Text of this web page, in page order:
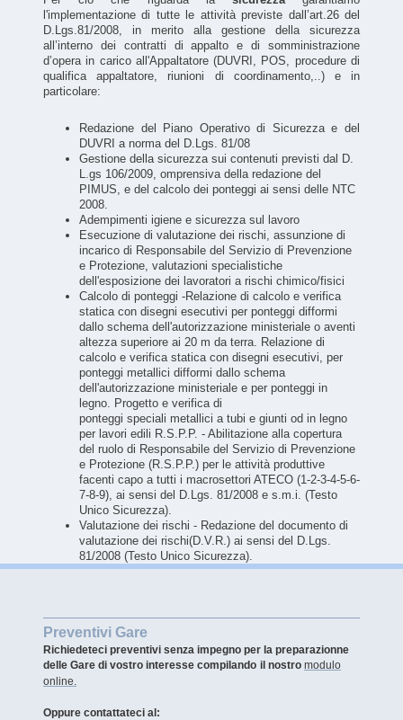
l'implementazione di tutte le attività previste dall’art.26 del
D.Lgs.81/2008, in merito alla gestione della sicurezza
all’interno dei contratti di appalto e di somministrazione
d’opera in carico all'Appaltatore (DUVRI, POS, procedure di
qualifica appaltatore, riunioni di coordinamento,..) e in
particolare:
Redazione del Piano Operativo di Sicurezza e del
DUVRI a norma del D.Lgs. 81/08
Gestione della sicurezza sui contenuti previsti dal D.
L.gs 106/2009, omprensiva della redazione del
PIMUS, e del calcolo dei ponteggi ai sensi delle NTC
2008.
Adempimenti igiene e sicurezza sul lavoro
Esecuzione di valutazione dei rischi, assunzione di
incarico di Responsabile del Servizio di Prevenzione
e Protezione, valutazioni specialistiche
dell'esposizione dei lavoratori a rischi chimico/fisici
Calcolo di ponteggi -Relazione di calcolo e verifica
statica con disegni esecutivi per ponteggi difformi
dallo schema dell'autorizzazione ministeriale o aventi
altezza superiore ai 20 m da terra. Relazione di
calcolo e verifica statica con disegni esecutivi, per
ponteggi metallici difformi dallo schema
dell'autorizzazione ministeriale e per ponteggi in
legno. Progetto e verifica di
ponteggi speciali metallici a tubi e giunti od in legno
per lavori edili R.S.P.P. - Abilitazione alla copertura
del ruolo di Responsabile del Servizio di Prevenzione
e Protezione (R.S.P.P.) per le attività produttive
facenti capo a tutti i macrosettori ATECO (1-2-3-4-5-6-
7-8-9), ai sensi del D.Lgs. 81/2008 e s.m.i. (Testo
Unico Sicurezza).
Valutazione dei rischi - Redazione del documento di
valutazione dei rischi(D.V.R.) ai sensi del D.Lgs.
81/2008 (Testo Unico Sicurezza).
Preventivi Gare
Richiedeteci preventivi senza impegno per la preparazionne
delle Gare di vostro interesse compilando il nostro modulo
online.
Oppure contattateci al: